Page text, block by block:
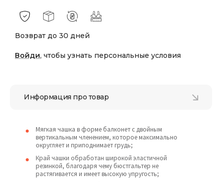
Возврат до 30 дней
Войди, чтобы узнать персональные условия
Информация про товар
Мягкая чашка в форме балконет с двойным
вертикальным членением, которое максимально
округляет и приподнимает грудь;
Край чашки обработан широкой эластичной
резинкой, благодаря чему бюстгальтер не
растягивается и имеет высокую упругость;